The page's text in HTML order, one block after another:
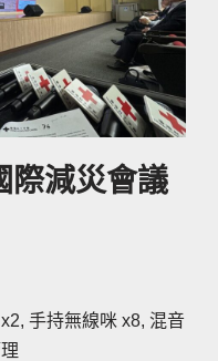
際減災會議
手持無線咪 x8, 混音